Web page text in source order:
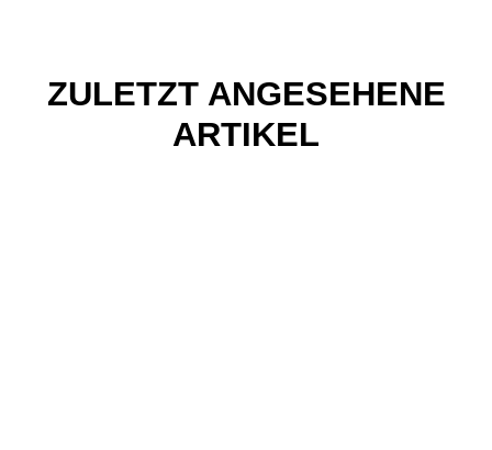
ZULETZT ANGESEHENE
ARTIKEL